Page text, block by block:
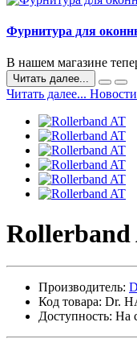
Фурнитура для
В нашем магазине
Читать далее...
Читать далее... Новости
Rollerband
Производитель:
Код товара: Dr.
Доступность: На